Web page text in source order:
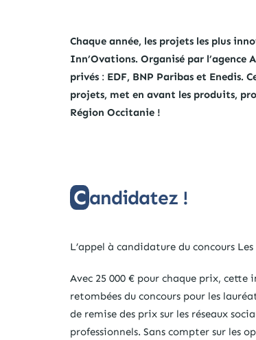
Chaque année, les projets les plus
Inn’Ovations. Organisé par l’agence
privés : EDF, BNP Paribas et Enedis.
projets, met en avant les produits,
Région Occitanie !
Candidatez !
L’appel à candidature du concours
Avec 25 000 € pour chaque prix,
retombées du concours pour les
de remise des prix sur les réseaux
professionnels. Sans compter sur les